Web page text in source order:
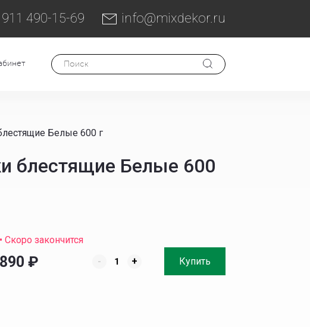
490-15-69 info@mixdekor.ru
Белые 600 г
блестящие Белые 600
• Скоро закончится
890 ₽ - + Купить